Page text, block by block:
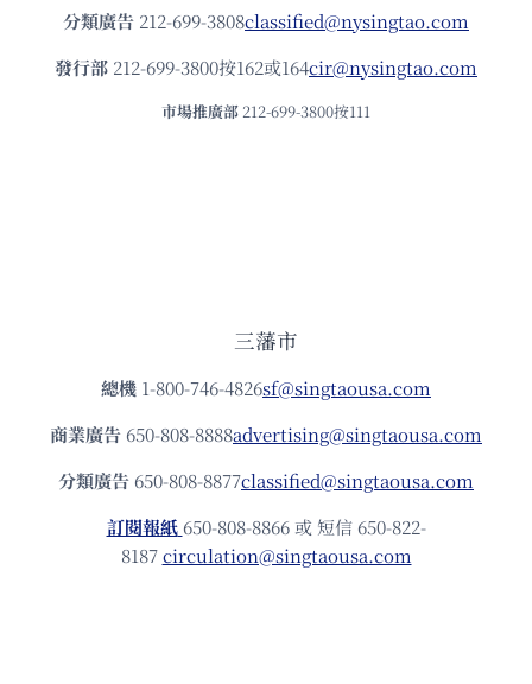
分類廣告 212-699-3808classified@nysingtao.com
發⾏部 212-699-3800按162或164cir@nysingtao.com
市場推廣部 212-699-3800按111
三藩市
總機 1-800-746-4826sf@singtaousa.com
商業廣告 650-808-8888advertising@singtaousa.com
分類廣告 650-808-8877classified@singtaousa.com
訂閱報紙 650-808-8866 或 短信 650-822-
8187circulation@singtaousa.com